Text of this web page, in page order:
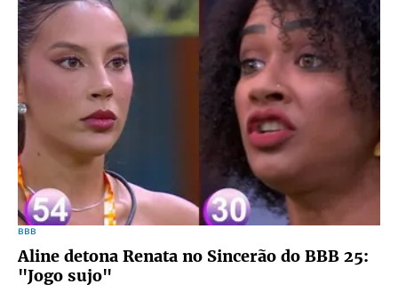
BBB
Aline detona Renata no Sincerão do BBB 25:
"Jogo sujo"